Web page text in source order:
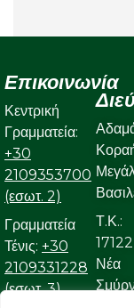
Επικοινωνία
Κεντρική
Γραμματεία:
+30
2109353700
(εσωτ. 2)
Γραμματεία
Τένις: +30
2109331228
(εσωτ. 3)
Τ.Κ.:
Νέα